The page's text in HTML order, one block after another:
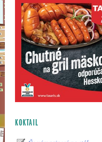
KOKTAIL